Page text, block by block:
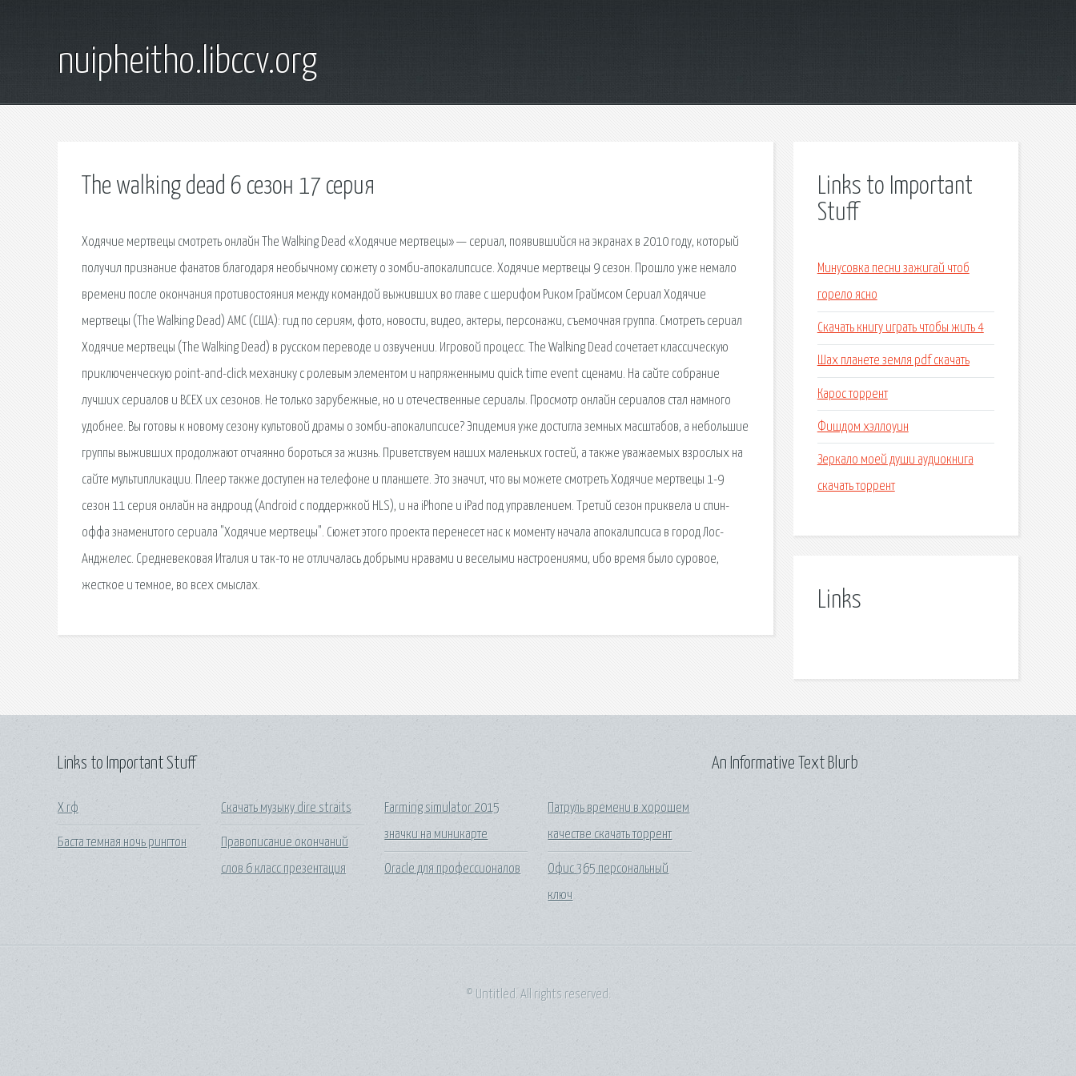
nuipheitho.libccv.org
The walking dead 6 сезон 17 серия
Ходячие мертвецы смотреть онлайн The Walking Dead «Ходячие мертвецы» — сериал, появившийся на экранах в 2010 году, который
получил признание фанатов благодаря необычному сюжету о зомби-апокалипсисе. Ходячие мертвецы 9 сезон. Прошло уже немало
времени после окончания противостояния между командой выживших во главе с шерифом Риком Граймсом Сериал Ходячие
мертвецы (The Walking Dead) AMC (США): гид по сериям, фото, новости, видео, актеры, персонажи, съемочная группа. Смотреть сериал
Ходячие мертвецы (The Walking Dead) в русском переводе и озвучении. Игровой процесс. The Walking Dead сочетает классическую
приключенческую point-and-click механику с ролевым элементом и напряженными quick time event сценами. На сайте собрание
лучших сериалов и ВСЕХ их сезонов. Не только зарубежные, но и отечественные сериалы. Просмотр онлайн сериалов стал намного
удобнее. Вы готовы к новому сезону культовой драмы о зомби-апокалипсисе? Эпидемия уже достигла земных масштабов, а небольшие
группы выживших продолжают отчаянно бороться за жизнь. Приветствуем наших маленьких гостей, а также уважаемых взрослых на
сайте мультипликации. Плеер также доступен на телефоне и планшете. Это значит, что вы можете смотреть Ходячие мертвецы 1-9
сезон 11 серия онлайн на андроид (Android с поддержкой HLS), и на iPhone и iPad под управлением. Третий сезон приквела и спин-
оффа знаменитого сериала "Ходячие мертвецы". Сюжет этого проекта перенесет нас к моменту начала апокалипсиса в город Лос-
Анджелес. Средневековая Италия и так-то не отличалась добрыми нравами и веселыми настроениями, ибо время было суровое,
жесткое и темное, во всех смыслах.
Links to Important
Stuff
Минусовка песни зажигай чтоб
горело ясно
Скачать книгу играть чтобы жить 4
Шах планете земля pdf скачать
Карос торрент
Фишдом хэллоуин
Зеркало моей души аудиокнига
скачать торрент
Links
Links to Important Stuff
Х гф
Баста темная ночь рингтон
Скачать музыку dire straits
Правописание окончаний
слов 6 класс презентация
Farming simulator 2015
значки на миникарте
Oracle для профессионалов
Патруль времени в хорошем
качестве скачать торрент
Офис 365 персональный
ключ
An Informative Text Blurb
© Untitled. All rights reserved.